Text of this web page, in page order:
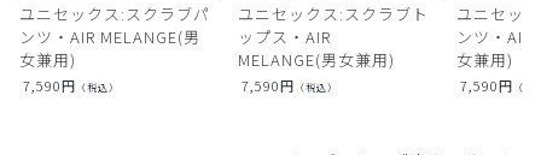
ユニセックス:スクラブパ
ンツ・AIR MELANGE(男
女兼用)
7,590円 （税込）
ユニセックス:スクラブト
ップス・AIR
MELANGE(男女兼用)
7,590円 （税込）
ユニセッ
ンツ・AIR
女兼用)
7,590円 （税